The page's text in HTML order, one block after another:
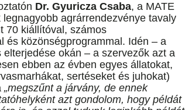
Dr. Gyuricza Csaba, a MATE
agrárrendezvénye tavaly
70 kiállítóval, számos
és közönségprogrammal. Idén – a
okán – a szervezők azt a
ebben az évben egyes állatokat,
sertéseket és juhokat)
„megszűnt a járvány, de ennek
azt gondolom, hogy példát